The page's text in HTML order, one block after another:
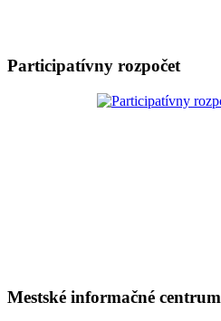
Participatívny rozpočet
Mestské informačné centrum